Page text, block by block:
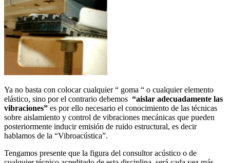
Ya no basta con colocar cualquier “ goma “ o cualquier elemento
elástico, sino por el contrario debemos “aislar adecuadamente las
vibraciones” es por ello necesario el conocimiento de las técnicas
sobre aislamiento y control de vibraciones mecánicas que pueden
posteriormente inducir emisión de ruido estructural, es decir
hablamos de la “Vibroacústica”.
Tengamos presente que la figura del consultor acústico o de